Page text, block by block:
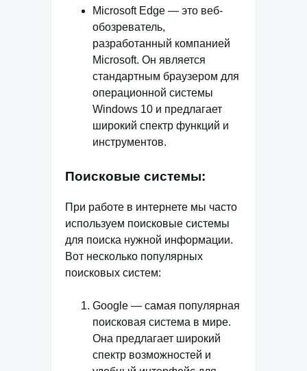
Microsoft Edge — это веб-
обозреватель,
разработанный компанией
Microsoft. Он является
стандартным браузером для
операционной системы
Windows 10 и предлагает
широкий спектр функций и
инструментов.
Поисковые системы:
При работе в интернете мы часто
используем поисковые системы
для поиска нужной информации.
Вот несколько популярных
поисковых систем:
Google — самая популярная
поисковая система в мире.
Она предлагает широкий
спектр возможностей и